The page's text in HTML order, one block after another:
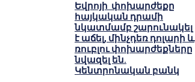
Եվրոյի փոխարժեքը
հայկական դրամի
նկատմամբ շարունակել
է աճել, մինչդեռ դոլարի և
ռուբլու փոխարժեքները
նվազել են.
Կենտրոնական բանկ